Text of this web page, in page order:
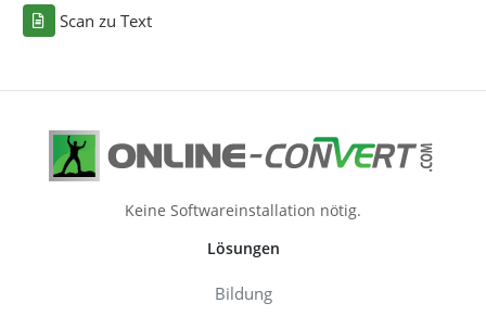
Scan zu Text
Keine Softwareinstallation nötig.
Lösungen
Bildung